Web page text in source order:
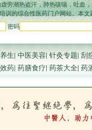
劳潮热盗汗，肺热咳喘，吐血
训的综合性医药门户网站。本
密码
生|中医美容|针灸专题|刮
药| 药膳食疗| 药茶大全| 药